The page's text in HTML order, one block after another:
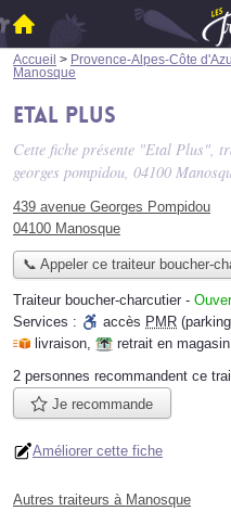
Accueil > Provence-Alpes-Côte
Manosque
Etal Plus
Cette fiche présente "Etal Plus",
georges pompidou, 04100
439 avenue Georges Pompidou
04100 Manosque
📞 Appeler ce traiteur boucher-
Traiteur boucher-charcutier -
Services :
accès PMR
livraison,
retrait en magasin
2 personnes recommandent ce
Je recommande
Améliorer cette fiche
Autres traiteurs à Manosque